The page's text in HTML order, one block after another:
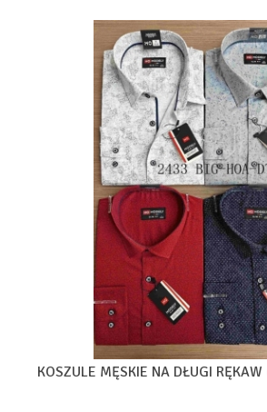
KOSZULE MĘSKIE NA DŁUGI